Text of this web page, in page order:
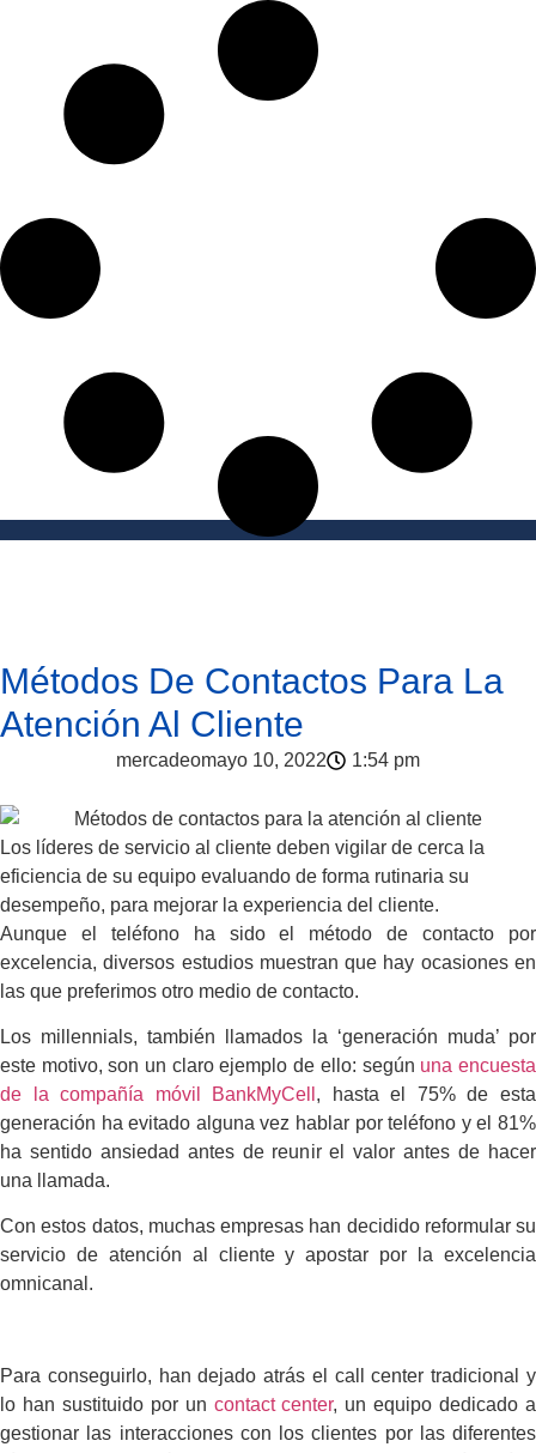
Métodos De Contactos Para La
Atención Al Cliente
mercadeomayo 10, 2022 1:54 pm
Los líderes de servicio al cliente deben vigilar de cerca la
eficiencia de su equipo evaluando de forma rutinaria su
desempeño, para mejorar la experiencia del cliente.
Aunque el teléfono ha sido el método de contacto por
excelencia, diversos estudios muestran que hay ocasiones en
las que preferimos otro medio de contacto.
Los millennials, también llamados la ‘generación muda’ por
este motivo, son un claro ejemplo de ello: según una encuesta
de la compañía móvil BankMyCell , hasta el 75% de esta
generación ha evitado alguna vez hablar por teléfono y el 81%
ha sentido ansiedad antes de reunir el valor antes de hacer
una llamada.
Con estos datos, muchas empresas han decidido reformular su
servicio de atención al cliente y apostar por la excelencia
omnicanal.
Para conseguirlo, han dejado atrás el call center tradicional y
lo han sustituido por un contact center, un equipo dedicado a
gestionar las interacciones con los clientes por las diferentes